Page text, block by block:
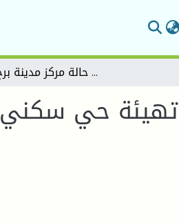
تهيئة حي سكني ايكولوجي جماعي ـ دراسة حالة مركز مدينة برج الغدير
تهيئة حي سكني